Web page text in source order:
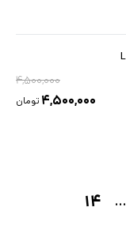
۴,۵۰۰,۰۰۰
۴,۵۰۰,۰۰۰ تومان
... ۱۴